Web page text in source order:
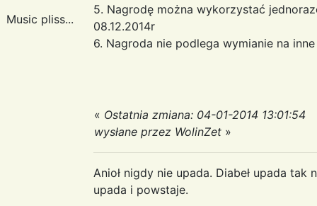
Music pliss...
5. Nagrodę można wykorzystać
08.12.2014r
6. Nagroda nie podlega wymianie na
« Ostatnia zmiana: 04-01-2014 13:01:54
wysłane przez WolinZet »
Anioł nigdy nie upada. Diabeł upada
upada i powstaje.